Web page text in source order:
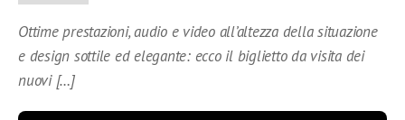
Ottime prestazioni, audio e video all’altezza della situazione
e design sottile ed elegante: ecco il biglietto da visita dei
nuovi […]